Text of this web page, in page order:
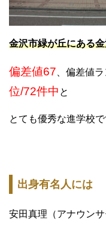
金沢市緑が丘にある
偏差値67 、偏差値
位/72件中 と
とても優秀な進学校で
出身有名人には
安田真理（アナウンサ